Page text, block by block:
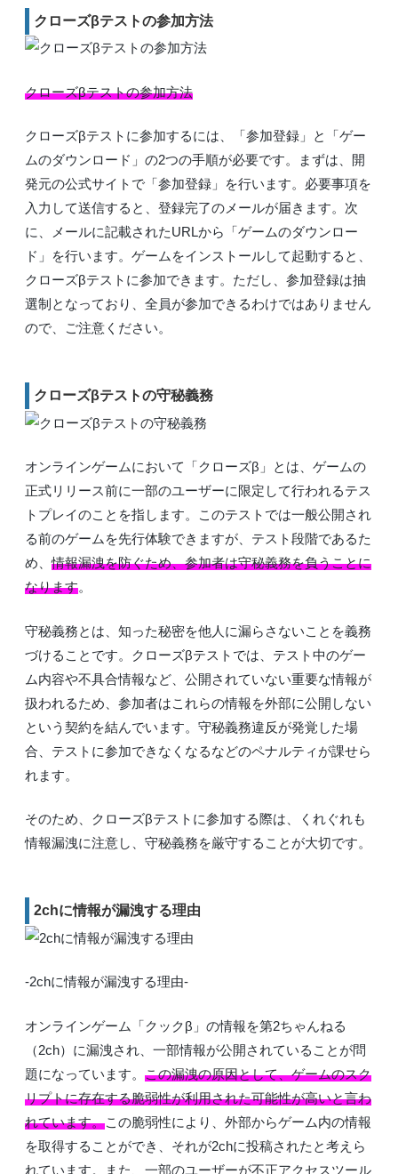
クローズβテストの参加方法
クローズβテストの参加方法
クローズβテストに参加するには、「参加登録」と「ゲー
ムのダウンロード」の2つの手順が必要です。まずは、開
発元の公式サイトで「参加登録」を行います。必要事項を
入力して送信すると、登録完了のメールが届きます。次
に、メールに記載されたURLから「ゲームのダウンロー
ド」を行います。ゲームをインストールして起動すると、
クローズβテストに参加できます。ただし、参加登録は抽
選制となっており、全員が参加できるわけではありません
ので、ご注意ください。
クローズβテストの守秘義務
オンラインゲームにおいて「クローズβ」とは、ゲームの
正式リリース前に一部のユーザーに限定して行われるテス
トプレイのことを指します。このテストでは一般公開され
る前のゲームを先行体験できますが、テスト段階であるた
め、情報漏洩を防ぐため、参加者は守秘義務を負うことに
なります。
守秘義務とは、知った秘密を他人に漏らさないことを義務
づけることです。クローズβテストでは、テスト中のゲー
ム内容や不具合情報など、公開されていない重要な情報が
扱われるため、参加者はこれらの情報を外部に公開しない
という契約を結んでいます。守秘義務違反が発覚した場
合、テストに参加できなくなるなどのペナルティが課せら
れます。
そのため、クローズβテストに参加する際は、くれぐれも
情報漏洩に注意し、守秘義務を厳守することが大切です。
2chに情報が漏洩する理由
-2chに情報が漏洩する理由-
オンラインゲーム「クックβ」の情報を第2ちゃんねる
（2ch）に漏洩され、一部情報が公開されていることが問
題になっています。 この漏洩の原因として、ゲームのスク
リプトに存在する脆弱性が利用された可能性が高いと言わ
れています。この脆弱性により、外部からゲーム内の情報
を取得することができ、それが2chに投稿されたと考えら
れています。また、一部のユーザーが不正アクセスツール